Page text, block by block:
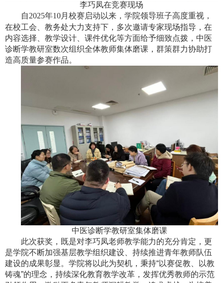
李巧凤在竞赛现场
自2025年10月校赛启动以来，学院领导班子高度重视，
在校工会、教务处大力支持下，多次邀请专家现场指导，在
内容选择、教学设计、课件优化等方面给予细致点拨，中医
诊断学教研室数次组织全体教师集体磨课，群策群力协助打
造高质量参赛作品。
中医诊断学教研室集体磨课
此次获奖，既是对李巧凤老师教学能力的充分肯定，更
是学院不断加强基层教学组织建设、持续推进青年教师队伍
建设的成果彰显。学院将以此为契机，秉持“以赛促教、以教
铸魂”的理念，持续深化教育教学改革，发挥优秀教师的示范